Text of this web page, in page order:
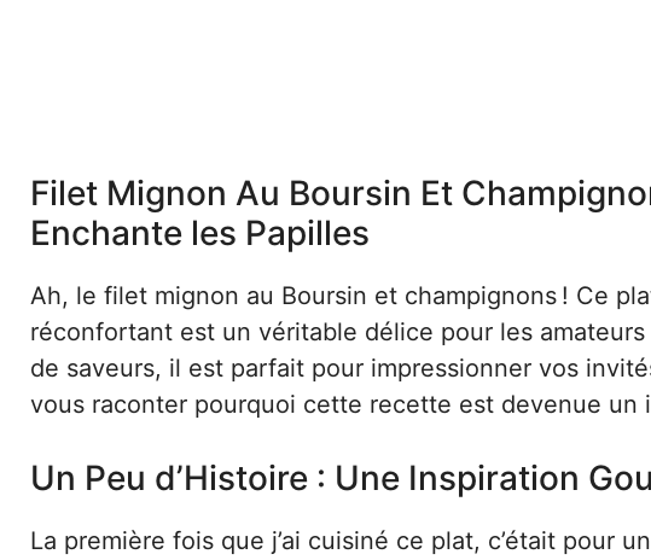
Filet Mignon Au Boursin Et
Enchante les Papilles
Ah, le filet mignon au Boursin et champignons ! Ce
réconfortant est un véritable délice pour les
de saveurs, il est parfait pour impressionner vos
vous raconter pourquoi cette recette est devenue un
Un Peu d’Histoire : Une Inspiration
La première fois que j’ai cuisiné ce plat, c’était pour